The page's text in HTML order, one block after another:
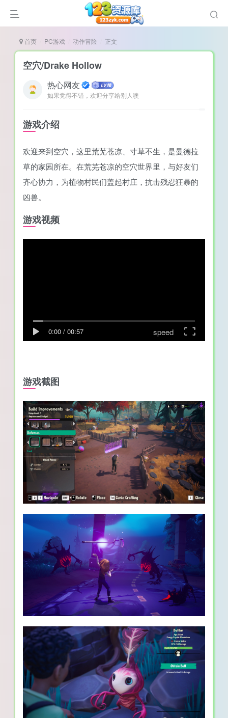
首页 PC游戏 动作冒险 正文
空穴/Drake Hollow
热心网友
如果觉得不错，欢迎分享给别人噢
游戏介绍
欢迎来到空穴，这里荒芜苍凉、寸草不生，是曼德拉
草的家园所在。在荒芜苍凉的空穴世界里，与好友们
齐心协力，为植物村民们盖起村庄，抗击残忍狂暴的
凶兽。
游戏视频
0:00 / 00:57 speed
游戏截图